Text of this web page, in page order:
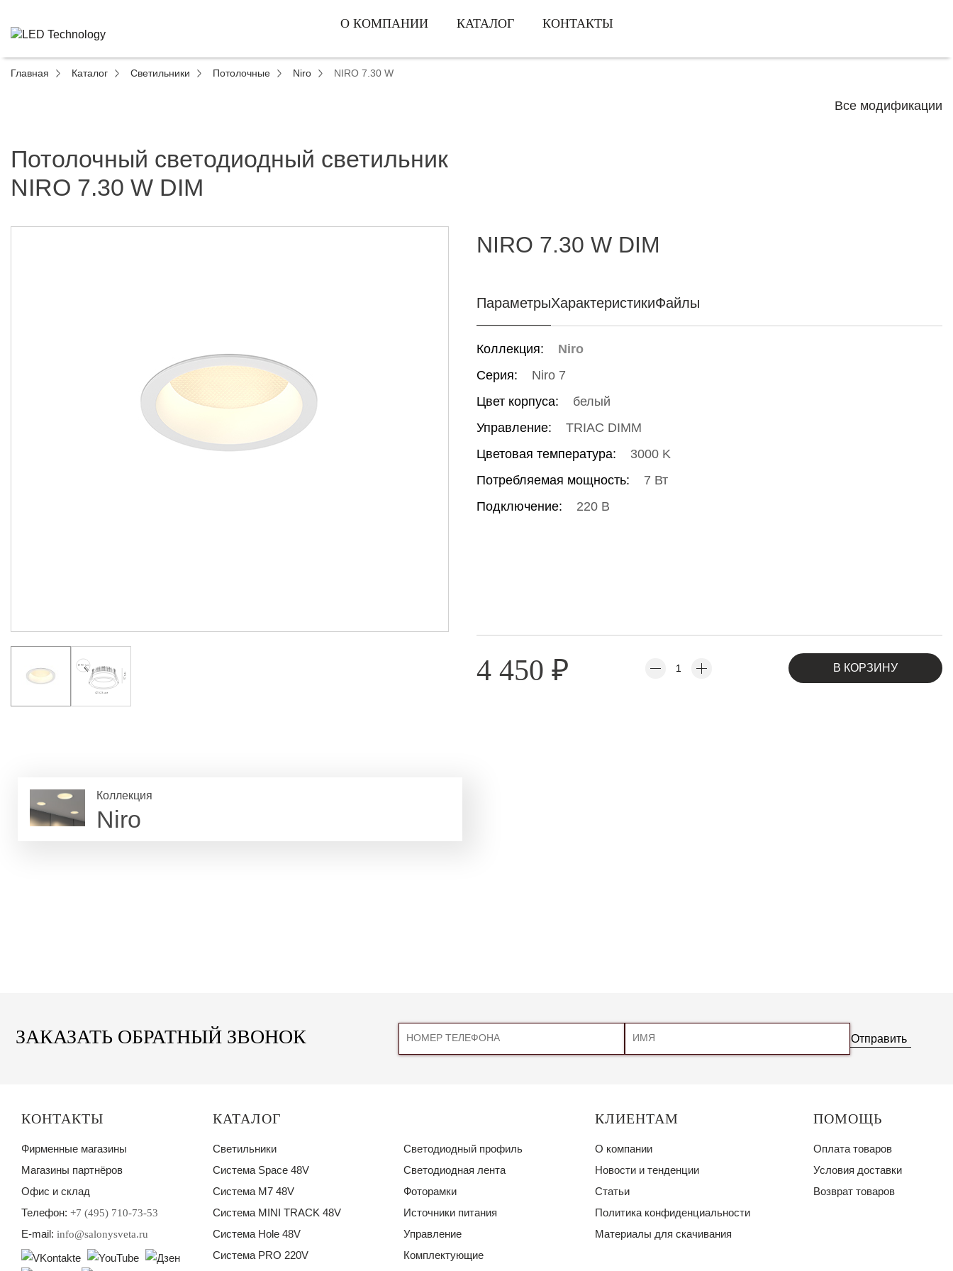
О КОМПАНИИ КАТАЛОГ КОНТАКТЫ
Главная Каталог Светильники Потолочные Niro NIRO 7.30 W
Все модификации
Потолочный светодиодный светильник
NIRO 7.30 W DIM
NIRO 7.30 W DIM
ПараметрыХарактеристикиФайлы
Коллекция:
Niro
Серия:
Niro 7
Цвет корпуса:
белый
Управление:
TRIAC DIMM
Цветовая температура:
3000 K
Потребляемая мощность:
7 Вт
Подключение:
220 В
4 450 ₽ В КОРЗИНУ
Коллекция
Niro
ЗАКАЗАТЬ ОБРАТНЫЙ ЗВОНОК Отправить
КАТАЛОГ
Светильники
Система Space 48V
Система M7 48V
Система MINI TRACK 48V
Система Hole 48V
Система PRO 220V
Светодиодный профиль
Светодиодная лента
Фоторамки
Источники питания
Управление
Комплектующие
КЛИЕНТАМ
О компании
Новости и тенденции
Статьи
Политика конфиденциальности
Материалы для скачивания
ПОМОЩЬ
Оплата товаров
Условия доставки
Возврат товаров
КОНТАКТЫ
Фирменные магазины
Магазины партнёров
Офис и склад
Телефон: +7 (495) 710-73-53
E-mail: info@salonysveta.ru